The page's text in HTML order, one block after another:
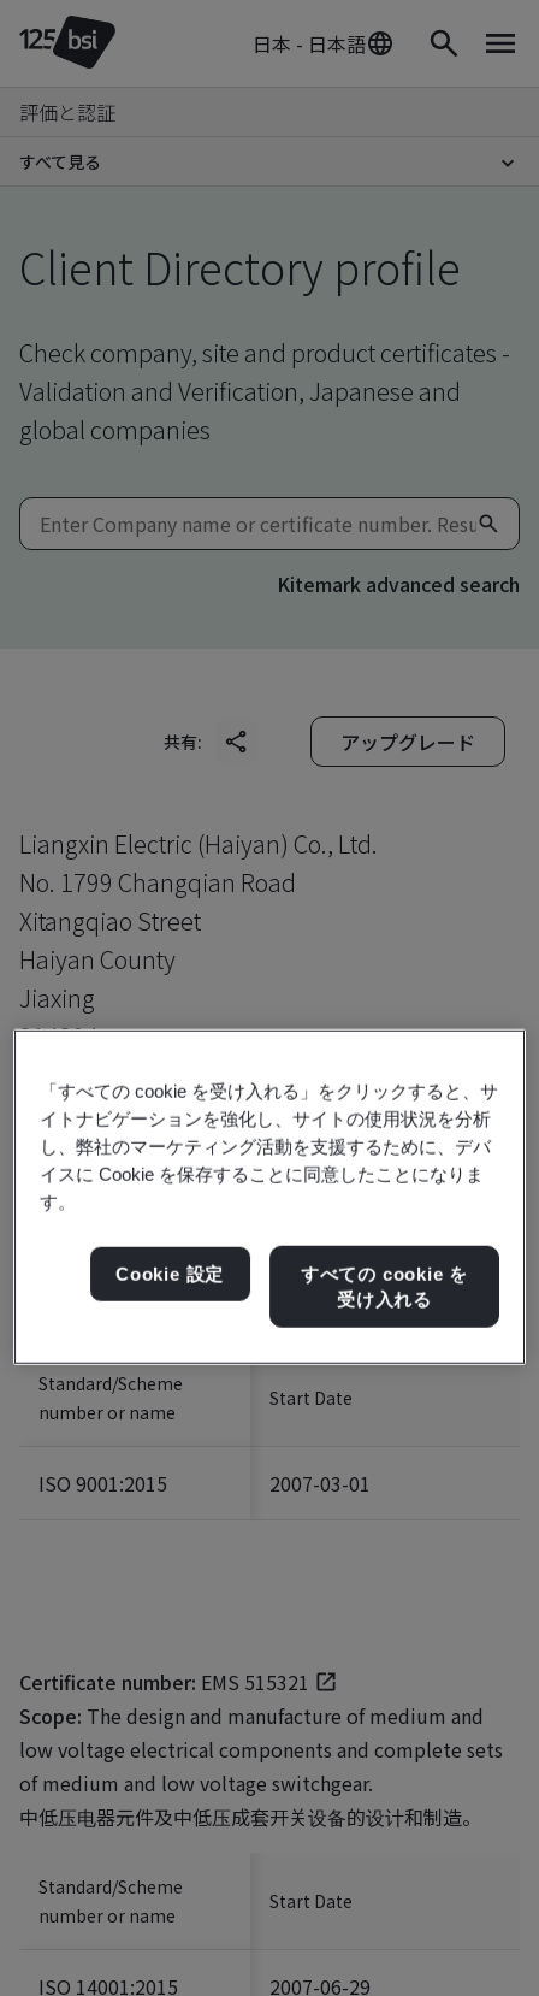
日本 - 日本語
評価と認証
すべて見る
Client Directory profile
Check company, site and product certificates -
Validation and Verification, Japanese and
global companies
Kitemark advanced search
共有: アップグレード
Liangxin Electric (Haiyan) Co., Ltd.
No. 1799 Changqian Road
Xitangqiao Street
Haiyan County
Jiaxing
314304
China
Certificate number:FM 515320
Scope:
low voltage electrical components and complete sets
of medium and low voltage switchgear.
中低压电器元件及中低压成套开关设备的设计和制造。
Standard/Scheme
number or name
Start Date
ISO 9001:2015 2007-03-01
Certificate number: EMS 515321
Scope: The design and manufacture of medium and
low voltage electrical components and complete sets
of medium and low voltage switchgear.
中低压电器元件及中低压成套开关设备的设计和制造。
Standard/Scheme
number or name
Start Date
ISO 14001:2015 2007-06-29
「すべての cookie を受け入れる」をクリックすると、サ
イトナビゲーションを強化し、サイトの使用状況を分析
し、弊社のマーケティング活動を支援するために、デバ
イスに Cookie を保存することに同意したことになりま
す。
Cookie 設定
すべての cookie を
受け入れる